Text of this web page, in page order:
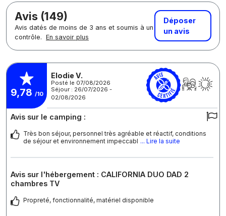
Avis (149)
Avis datés de moins de 3 ans et soumis à un
contrôle. En savoir plus
Déposer
un avis
9,78 /10
Elodie V.
Posté le 07/08/2026
Séjour : 26/07/2026 -
02/08/2026
Avis sur le camping :
Très bon séjour, personnel très agréable et réactif, conditions
de séjour et environnement impeccabl ... Lire la suite
Avis sur l'hébergement : CALIFORNIA DUO DAD 2
chambres TV
Propreté, fonctionnalité, matériel disponible